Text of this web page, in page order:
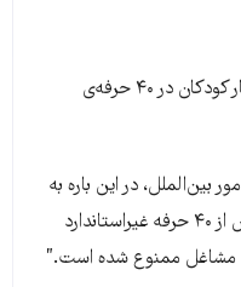
به گفته یکی از مقام‌های وزارت کار ایران، کار کودکان در ۴۰ حرفه‌ی
بین‌الملل، در این باره به
خبرگزرای تسنیم گفت: ”در حال حاضر بیش از ۴۰ حرفه غیراستاندارد
مشاغل ممنوع شده است.”